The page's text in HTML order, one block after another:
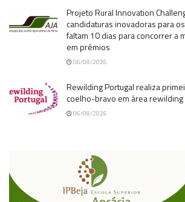
Projeto Rural Innovation
candidaturas inovadoras para
faltam 10 dias para concorrer a
em prémios
06/08/2026
Rewilding Portugal realiza
coelho-bravo em área rewilding
06/08/2026